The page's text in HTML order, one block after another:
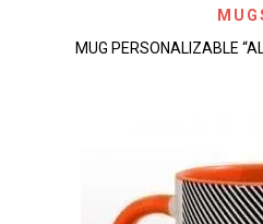
MUG PERSONALIZABLE